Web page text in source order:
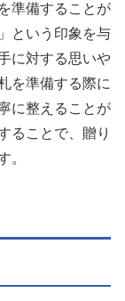
準備することが
という印象を与
に対する思いや
を準備する際に
に整えることが
ることで、贈り
。